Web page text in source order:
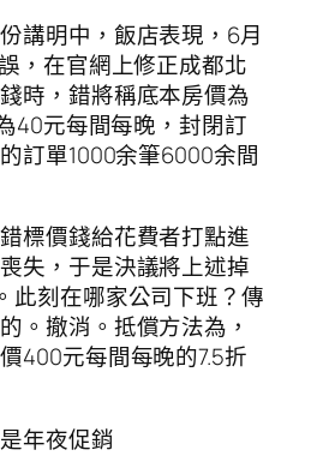
講明中，飯店表現，6月
，在官網上修正成都北
時，錯將稱底本房價為
40元每間每晚，封閉訂
訂單1000余筆6000余間
標價錢給花費者打點進
失，于是決議將上述掉
此刻在哪家公司下班？傳
。撤消。抵償方法為，
400元每間每晚的7.5折
年夜促銷